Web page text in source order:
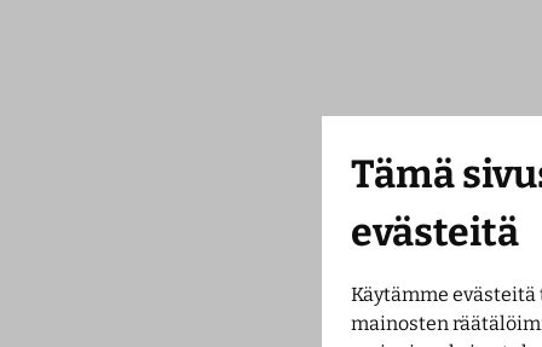
Tämä
evästeitä
Käytämme
mainosten